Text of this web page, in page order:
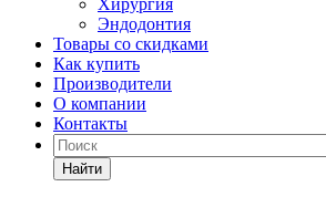
Хирургия
Эндодонтия
Товары со скидками
Как купить
Производители
О компании
Контакты
Найти